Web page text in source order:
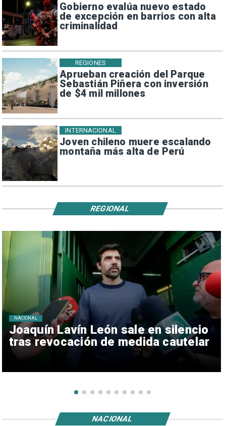
Gobierno evalúa nuevo estado
de excepción en barrios con alta
criminalidad
Aprueban creación del Parque
Sebastián Piñera con inversión
de $4 mil millones
REGIONES
Joven chileno muere escalando
montaña más alta de Perú
INTERNACIONAL
Joaquín Lavín León sale en silencio
tras revocación de medida cautelar
NACIONAL
REGIONAL
NACIONAL